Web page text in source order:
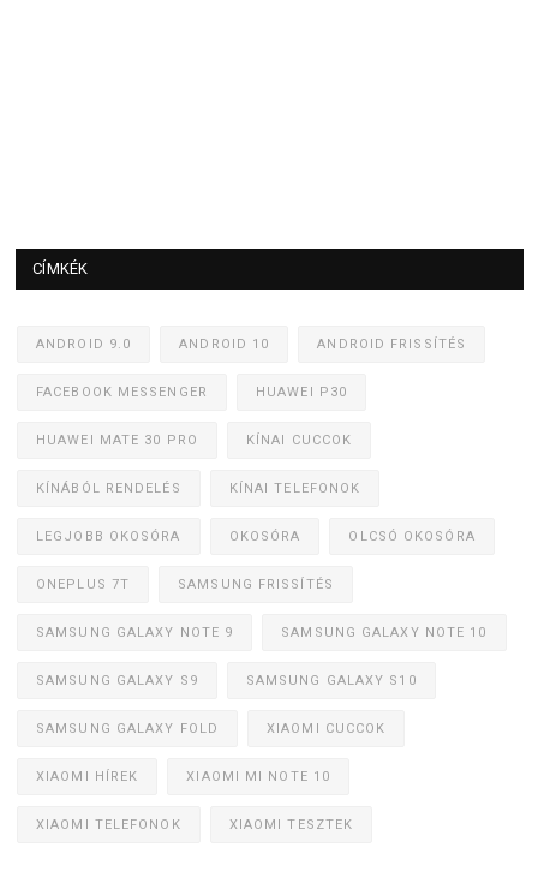
CÍMKÉK
ANDROID 9.0 ANDROID 10 ANDROID FRISSÍTÉS
FACEBOOK MESSENGER HUAWEI P30
HUAWEI MATE 30 PRO KÍNAI CUCCOK
KÍNÁBÓL RENDELÉS KÍNAI TELEFONOK
LEGJOBB OKOSÓRA OKOSÓRA OLCSÓ OKOSÓRA
ONEPLUS 7T SAMSUNG FRISSÍTÉS
SAMSUNG GALAXY NOTE 9 SAMSUNG GALAXY NOTE 10
SAMSUNG GALAXY S9 SAMSUNG GALAXY S10
SAMSUNG GALAXY FOLD XIAOMI CUCCOK
XIAOMI HÍREK XIAOMI MI NOTE 10
XIAOMI TELEFONOK XIAOMI TESZTEK